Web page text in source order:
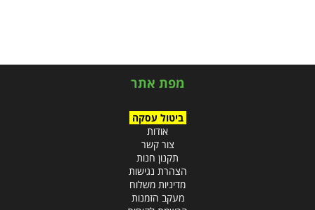
מפת אתר
ביטול עסקה
אודות
צור קשר
תקנון חנות
הצהרת נגישות
מדיניות משלוח
מעקב הזמנות